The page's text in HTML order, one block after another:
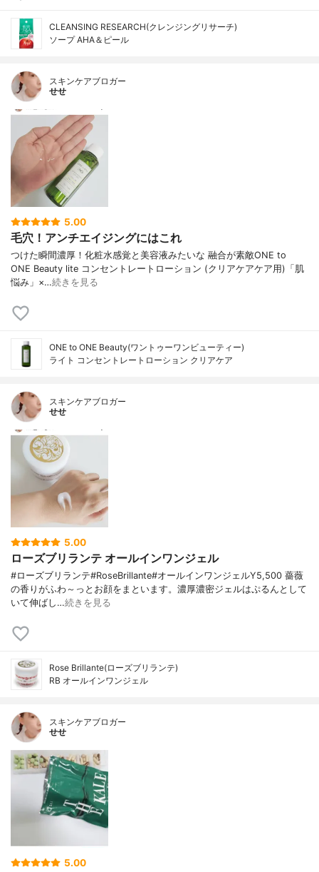
CLEANSING RESEARCH(クレンジングリサーチ)
ソープ AHA＆ピール
スキンケアブロガー
せせ
5.00
毛穴！アンチエイジングにはこれ
つけた瞬間濃厚！化粧水感覚と美容液みたいな 融合が素敵ONE to
ONE Beauty lite コンセントレートローション (クリアケアケア用)「肌
悩み」×…続きを見る
ONE to ONE Beauty(ワントゥーワンビューティー)
ライト コンセントレートローション クリアケア
スキンケアブロガー
せせ
5.00
ローズブリランテ オールインワンジェル
#ローズブリランテ#RoseBrillante#オールインワンジェルY5,500 薔薇
の香りがふわ～っとお顔をまといます。濃厚濃密ジェルはぷるんとして
いて伸ばし…続きを見る
Rose Brillante(ローズブリランテ)
RB オールインワンジェル
スキンケアブロガー
せせ
5.00